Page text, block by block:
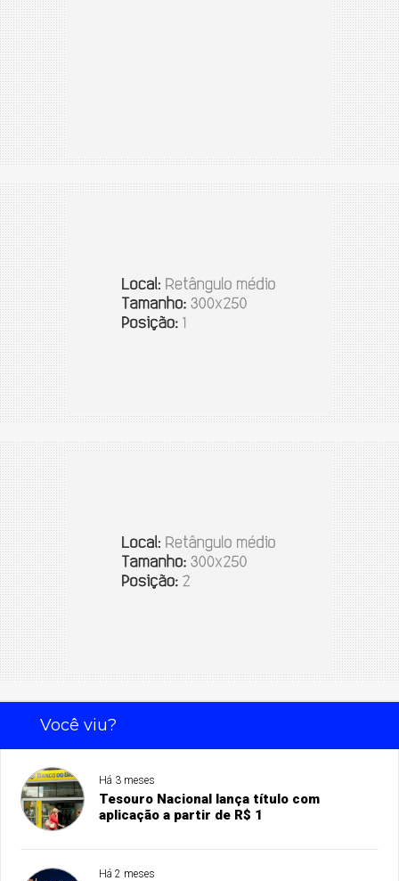
Você viu?
Há 3 meses
Tesouro Nacional lança título com
aplicação a partir de R$ 1
Há 2 meses